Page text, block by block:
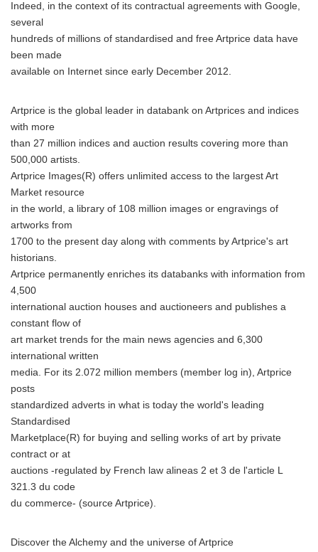
Indeed, in the context of its contractual agreements with Google,
several
hundreds of millions of standardised and free Artprice data have
been made
available on Internet since early December 2012.
Artprice is the global leader in databank on Artprices and indices
with more
than 27 million indices and auction results covering more than
500,000 artists.
Artprice Images(R) offers unlimited access to the largest Art
Market resource
in the world, a library of 108 million images or engravings of
artworks from
1700 to the present day along with comments by Artprice's art
historians.
Artprice permanently enriches its databanks with information from
4,500
international auction houses and auctioneers and publishes a
constant flow of
art market trends for the main news agencies and 6,300
international written
media. For its 2.072 million members (member log in), Artprice
posts
standardized adverts in what is today the world's leading
Standardised
Marketplace(R) for buying and selling works of art by private
contract or at
auctions -regulated by French law alineas 2 et 3 de l'article L
321.3 du code
du commerce- (source Artprice).
Discover the Alchemy and the universe of Artprice